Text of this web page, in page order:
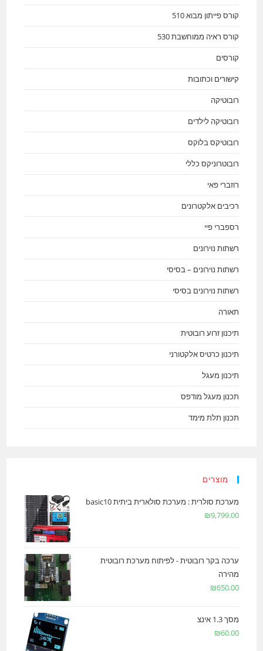
קורס פייתון מבוא 510
קורס ראיה ממוחשבת 530
קורסים
קישורים וכתובות
רובוטיקה
רובוטיקה לילדים
רובוטיקס בלוקס
רובוטרוניקס כללי
רוזברי פאי
רכיבים אלקטרונים
רספברי פיי
רשתות נוירונים
רשתות נוירונים – בסיסי
רשתות נוירונים בסיסי
תאורה
תיכנון זרוע רובוטית
תיכנון כרטיס אלקטורני
תיכנון מעגל
תכנון מעגל מודפס
תכנון תלת מימד
מוצרים
מערכת סולרית : מערכת סולארית ביתית basic10
₪9,799.00
ערכה בקר רובוטית - לפיתוח מערכת רובוטית
מהירה
₪650.00
מסך 1.3 אינצ
₪60.00